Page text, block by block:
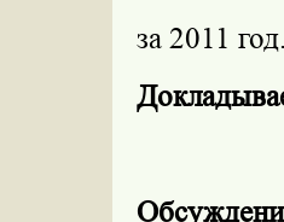
за 2011